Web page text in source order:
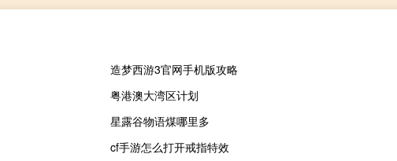
造梦西游3官网手机版攻略
粤港澳大湾区计划
星露谷物语煤哪里多
cf手游怎么打开戒指特效